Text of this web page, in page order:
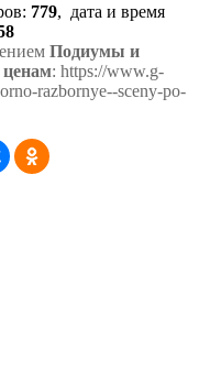
: 779, дата и время
Подиумы и
ценам: https://www.g-
razbornye--sceny-po-